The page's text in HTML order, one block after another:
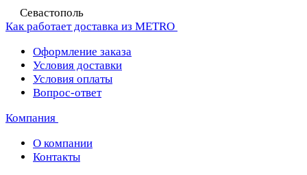
Севастополь
Как работает доставка из METRO
Оформление заказа
Условия доставки
Условия оплаты
Вопрос-ответ
Компания
О компании
Контакты